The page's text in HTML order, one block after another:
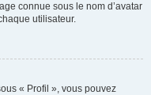
connue sous le nom d’avatar
utilisateur.
« Profil », vous pouvez